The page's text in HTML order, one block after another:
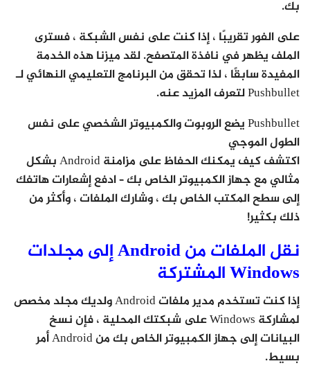
بك.
على الفور تقريبًا ، إذا كنت على نفس الشبكة ، فسترى
الملف يظهر في نافذة المتصفح. لقد ميزنا هذه الخدمة
المفيدة سابقًا ، لذا تحقق من البرنامج التعليمي النهائي لـ
Pushbullet لتعرف المزيد عنه.
Pushbullet يضع الروبوت والكمبيوتر الشخصي على نفس
الطول الموجي
اكتشف كيف يمكنك الحفاظ على مزامنة Android بشكل
مثالي مع جهاز الكمبيوتر الخاص بك – ادفع إشعارات هاتفك
إلى سطح المكتب الخاص بك ، وشارك الملفات ، وأكثر من
ذلك بكثير!
نقل الملفات من Android إلى مجلدات
Windows المشتركة
إذا كنت تستخدم مدير ملفات Android ولديك مجلد مخصص
لمشاركة Windows على شبكتك المحلية ، فإن نسخ
البيانات إلى جهاز الكمبيوتر الخاص بك من Android أمر
بسيط.